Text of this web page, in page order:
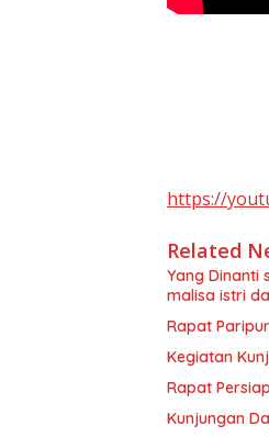
https://
Related
Yang Dinanti
malisa istri
Rapat
Kegiatan
Rapat
Kunjungan